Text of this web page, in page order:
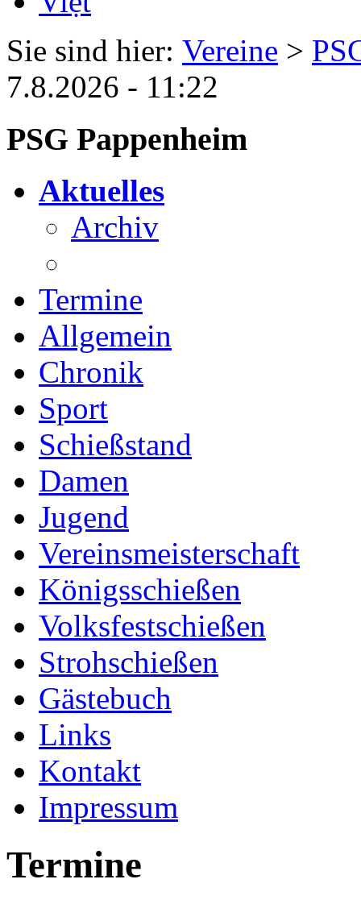
Sie sind hier: Vereine >
7.8.2026 - 11:22
PSG Pappenheim
Aktuelles
Archiv
Termine
Allgemein
Chronik
Sport
Schießstand
Damen
Jugend
Vereinsmeisterschaft
Königsschießen
Volksfestschießen
Strohschießen
Gästebuch
Links
Kontakt
Impressum
Termine